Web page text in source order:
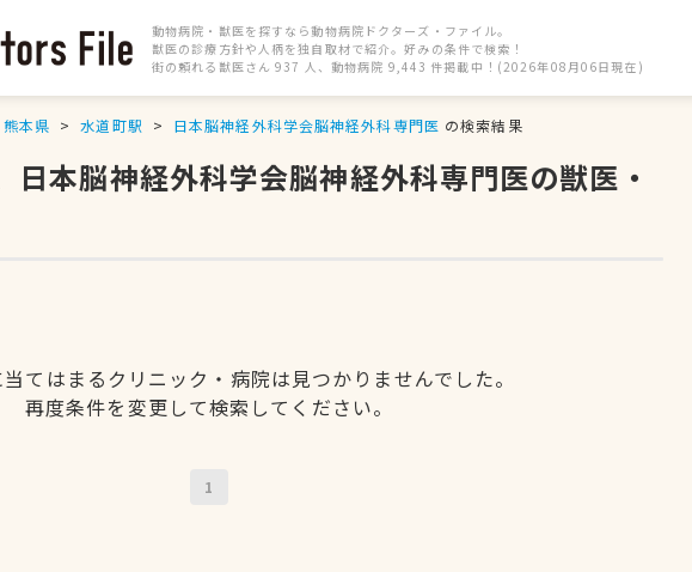
動物病院・獣医を探すなら動物病院ドクターズ・ファイル。
獣医の診療方針や人柄を独自取材で紹介。好みの条件で検索！
街の頼れる獣医さん 937 人、動物病院 9,443 件掲載中！(2026年08月06日現在)
熊本県 水道町駅 日本脳神経外科学会脳神経外科専門医 の検索結果
本脳神経外科学会脳神経外科専門医の獣医・
てはまるクリニック・病院は見つかりませんでした。
再度条件を変更して検索してください。
1